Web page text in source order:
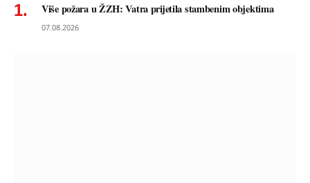
Više požara u ŽZH: Vatra prijetila stambenim objektima
07.08.2026